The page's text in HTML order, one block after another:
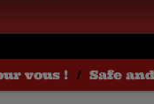
vous ! Safe